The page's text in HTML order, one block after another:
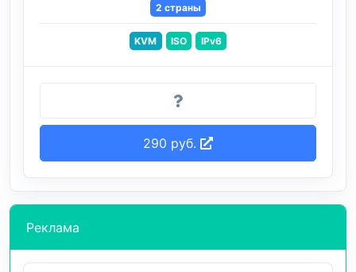
2 страны
KVM ISO IPv6
290 руб.
Реклама